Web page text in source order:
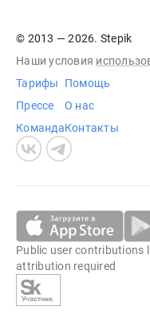
© 2013 — 2026. Stepik
Наши условия
Тарифы
Прессе
Команда
Помощь
О нас
Контакты
Public user contributions
attribution required